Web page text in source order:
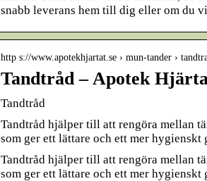
snabb leverans hem till dig eller om du
http s://www.apotekhjartat.se › mun-tander ›
Tandtråd – Apotek
Tandtråd
Tandtråd hjälper till att rengöra mellan
som ger ett lättare och ett mer hygienskt
Tandtråd hjälper till att rengöra mellan
som ger ett lättare och ett mer hygienskt